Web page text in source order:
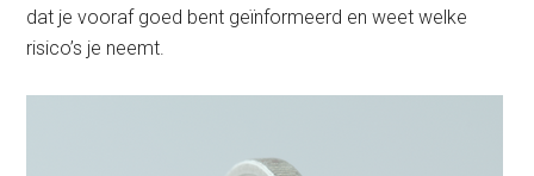
dat je vooraf goed bent geïnformeerd en weet welke
risico’s je neemt.